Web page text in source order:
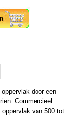
door een
Commercieel
oppervlak van 500 tot